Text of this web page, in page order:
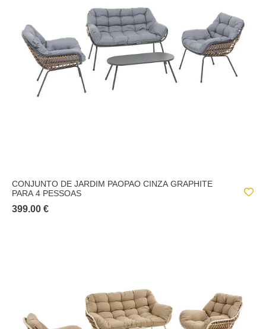
CONJUNTO DE JARDIM PAOPAO CINZA GRAPHITE
PARA 4 PESSOAS
399.00 €